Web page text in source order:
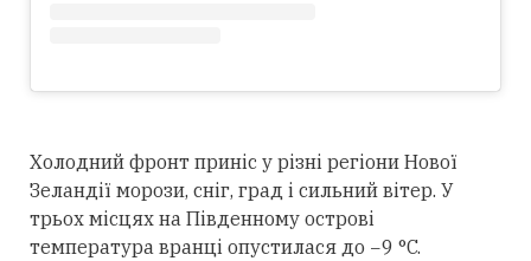
Холодний фронт приніс у різні регіони Нової
Зеландії морози, сніг, град і сильний вітер. У
трьох місцях на Південному острові
температура вранці опустилася до −9 °C.